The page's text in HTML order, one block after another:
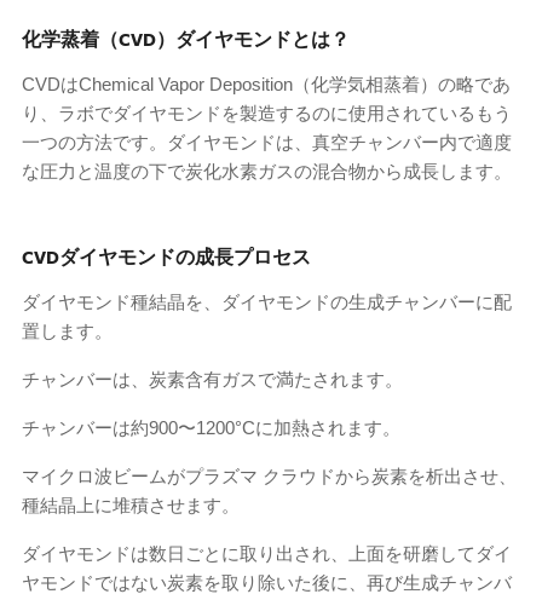
化学蒸着（CVD）ダイヤモンドとは？
CVDはChemical Vapor Deposition（化学気相蒸着）の略であ
り、ラボでダイヤモンドを製造するのに使用されているもう
一つの方法です。ダイヤモンドは、真空チャンバー内で適度
な圧力と温度の下で炭化水素ガスの混合物から成長します。
CVDダイヤモンドの成長プロセス
ダイヤモンド種結晶を、ダイヤモンドの生成チャンバーに配
置します。
チャンバーは、炭素含有ガスで満たされます。
チャンバーは約900〜1200°Cに加熱されます。
マイクロ波ビームがプラズマ クラウドから炭素を析出させ、
種結晶上に堆積させます。
ダイヤモンドは数日ごとに取り出され、上面を研磨してダイ
ヤモンドではない炭素を取り除いた後に、再び生成チャンバ